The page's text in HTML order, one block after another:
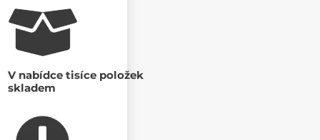
V nabídce tisíce položek
skladem